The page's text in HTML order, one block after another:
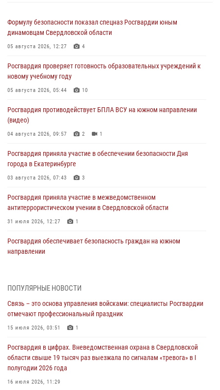
Формулу безопасности показал спецназ Росгвардии юным
динамовцам Свердловской области
05 августа 2026, 12:27 4
Росгвардия проверяет готовность образовательных учреждений к
новому учебному году
05 августа 2026, 05:44 10
Росгвардия противодействует БПЛА ВСУ на южном направлении
(видео)
04 августа 2026, 09:57 2 1
Росгвардия приняла участие в обеспечении безопасности Дня
города в Екатеринбурге
03 августа 2026, 07:43 3
Росгвардия приняла участие в межведомственном
антитеррористическом учении в Свердловской области
31 июля 2026, 12:27 1
Росгвардия обеспечивает безопасность граждан на южном
направлении
Представитель Управления Росгвардии по Свердловской области
«Телекон»
30 июля 2026, 11:33
спартакиады «Динамо» памяти погибшего офицера милиции
Православные священники поддержали росгвардейцев в зоне СВО
ПОПУЛЯРНЫЕ НОВОСТИ
Связь – это основа управления войсками: специалисты Росгвардии
отмечают профессиональный праздник
15 июля 2026, 03:51 1
Росгвардия в цифрах. Вневедомственная охрана в Свердловской
области свыше 19 тысяч раз выезжала по сигналам «тревога» в I
полугодии 2026 года
16 июля 2026, 11:29